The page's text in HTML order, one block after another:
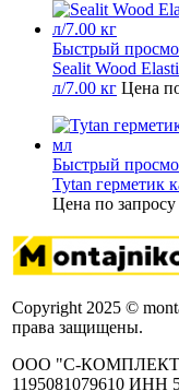
Быстрый
Sealit Wood
л/7.00 кг Цена
Быстрый
Tytan герметик
Цена по запросу
Copyright 2025 ©
права защищены.
ООО "С-
1195081079610 ИНН